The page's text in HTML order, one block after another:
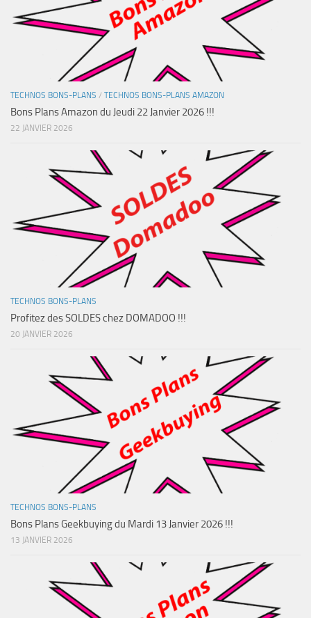
TECHNOS BONS-PLANS / TECHNOS BONS-PLANS AMAZON
Bons Plans Amazon du Jeudi 22 Janvier 2026 !!!
22 JANVIER 2026
TECHNOS BONS-PLANS
Profitez des SOLDES chez DOMADOO !!!
20 JANVIER 2026
TECHNOS BONS-PLANS
Bons Plans Geekbuying du Mardi 13 Janvier 2026 !!!
13 JANVIER 2026